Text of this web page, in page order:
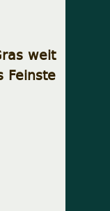
weit
Feinste